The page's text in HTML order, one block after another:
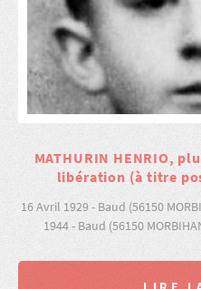
MATHURIN HENRIO,
libération (à titre
16 Avril 1929 - Baud (56150
1944 - Baud (56150